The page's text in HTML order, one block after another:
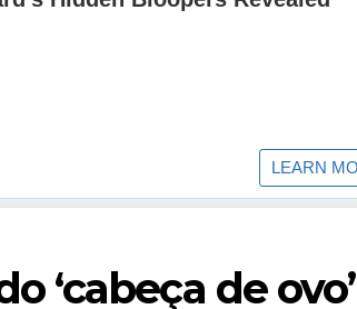
‘cabeça de ovo’